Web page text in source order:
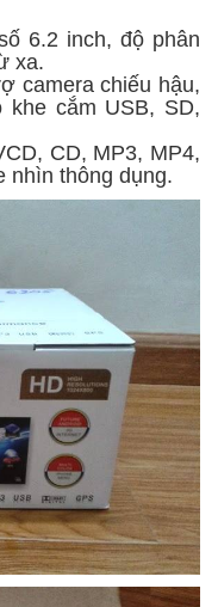
6.2 inch, độ phân
xa.
camera chiếu hậu,
khe cắm USB, SD,
CD, MP3, MP4,
nhìn thông dụng.